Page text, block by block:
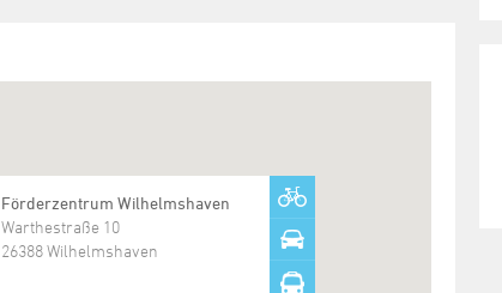
Förderzentrum Wilhelmshaven
Warthestraße 10
26388 Wilhelmshaven